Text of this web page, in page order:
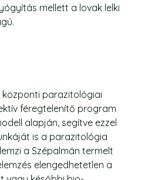
mellett a lovak lelki
parazitológiai
féregtelenítő program
alapján, segítve ezzel
is a parazitológia
a Szépalmán termelt
elengedhetetlen a